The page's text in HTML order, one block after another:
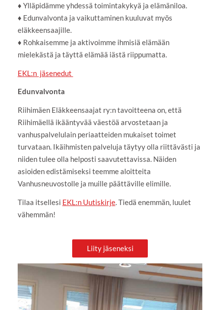
♦ Ylläpidämme yhdessä toimintakykyä ja elämäniloa.
♦ Edunvalvonta ja vaikuttaminen kuuluvat myös
eläkkeensaajille.
♦ Rohkaisemme ja aktivoimme ihmisiä elämään
mielekästä ja täyttä elämää iästä riippumatta.
EKL:n jäsenedut
Edunvalvonta
Riihimäen Eläkkeensaajat ry:n tavoitteena on, että
Riihimäellä ikääntyvää väestöä arvostetaan ja
vanhuspalvelulain periaatteiden mukaiset toimet
turvataan. Ikäihmisten palveluja täytyy olla riittävästi ja
niiden tulee olla helposti saavutettavissa. Näiden
asioiden edistämiseksi teemme aloitteita
Vanhusneuvostolle ja muille päättäville elimille.
Tilaa itsellesi EKL:n Uutiskirje. Tiedä enemmän, luulet
vähemmän!
Liity jäseneksi